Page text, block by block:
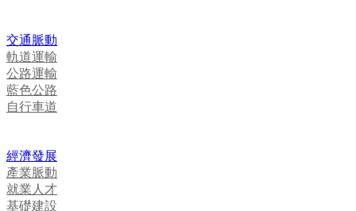
交通脈動
軌道運輸
公路運輸
藍色公路
自行車道
經濟發展
產業脈動
就業人才
基礎建設